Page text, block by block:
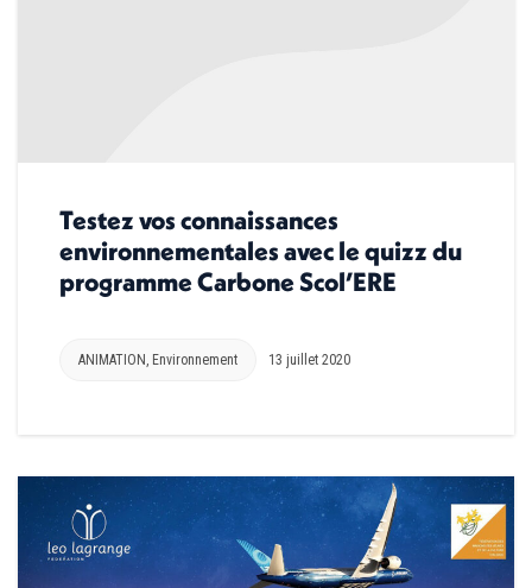
Testez vos connaissances
environnementales avec le quizz du
programme Carbone Scol’ERE
ANIMATION , Environnement 13 juillet 2020